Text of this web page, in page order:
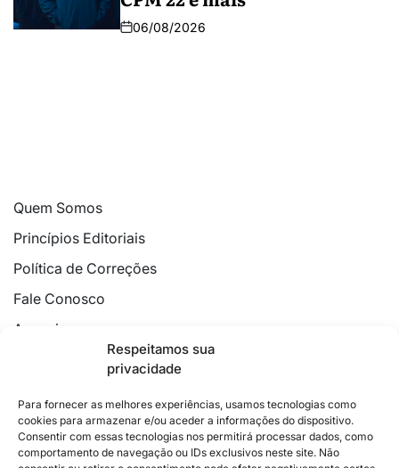
Respeitamos sua
privacidade
Para fornecer as melhores experiências, usamos tecnologias como
cookies para armazenar e/ou aceder a informações do dispositivo.
Consentir com essas tecnologias nos permitirá processar dados, como
comportamento de navegação ou IDs exclusivos neste site. Não
06/08/2026
Quem Somos
Princípios Editoriais
Política de Correções
Fale Conosco
Anuncie
Política de Cookies